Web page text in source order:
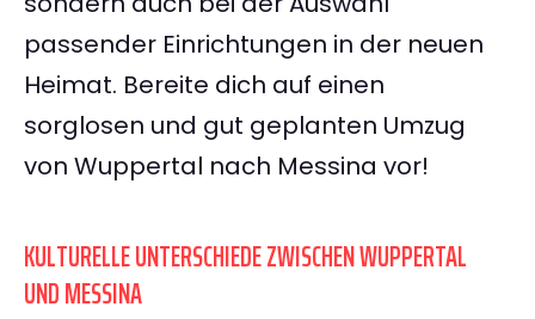
passender Einrichtungen in der neuen
Heimat. Bereite dich auf einen
sorglosen und gut geplanten Umzug
von Wuppertal nach Messina vor!
KULTURELLE UNTERSCHIEDE ZWISCHEN WUPPERTAL
UND MESSINA